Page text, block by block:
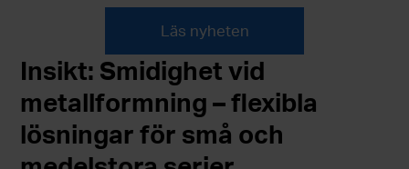
Läs nyheten
Insikt: Smidighet vid
metallformning – flexibla
lösningar för små och